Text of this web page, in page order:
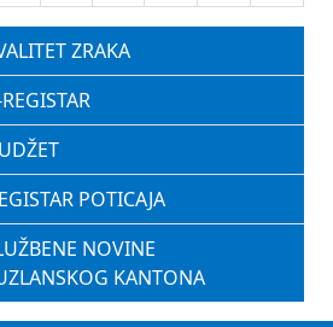
ZRAKA
POTICAJA
NOVINE
KANTONA